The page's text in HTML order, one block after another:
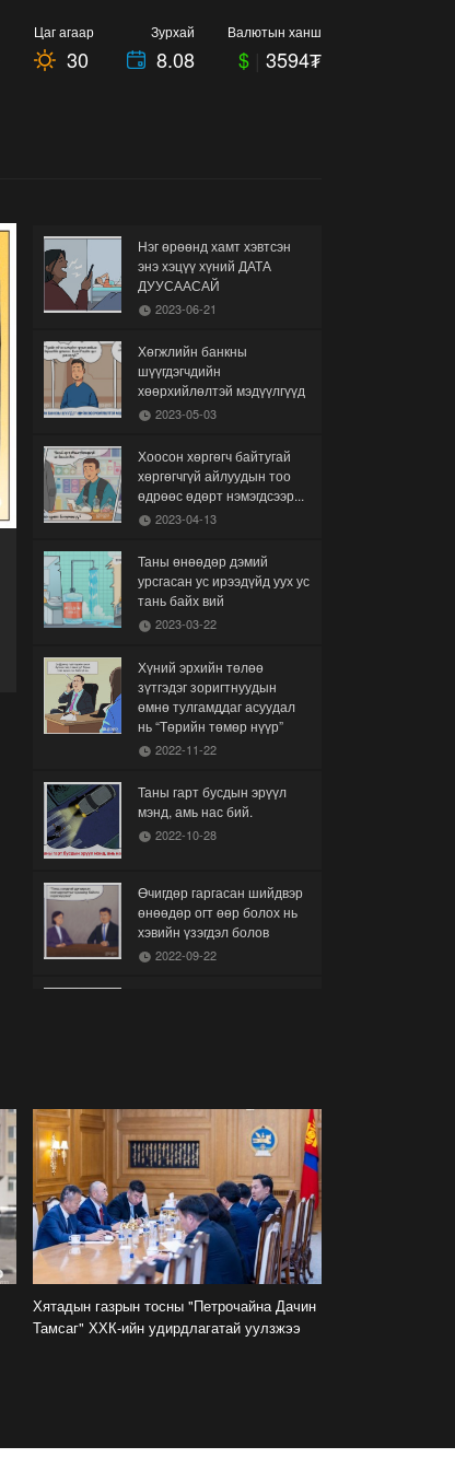
Цаг агаар
30
Зурхай
8.08
Валютын ханш
$ 3594₮
Нэг өрөөнд хамт хэвтсэн
энэ хэцүү хүний ДАТА
ДУУСААСАЙ
2023-06-21
Хөгжлийн банкны
шүүгдэгчдийн
хөөрхийлөлтэй мэдүүлгүүд
2023-05-03
Хоосон хөргөгч байтугай
хөргөгчгүй айлуудын тоо
өдрөөс өдөрт нэмэгдсээр...
2023-04-13
Таны өнөөдөр дэмий
урсгасан ус ирээдүйд уух ус
тань байх вий
2023-03-22
Хүний эрхийн төлөө
зүтгэдэг зоригтнуудын
өмнө тулгамддаг асуудал
нь “Төрийн төмөр нүүр”
2022-11-22
Таны гарт бусдын эрүүл
мэнд, амь нас бий.
2022-10-28
Өчигдөр гаргасан шийдвэр
өнөөдөр огт өөр болох нь
хэвийн үзэгдэл болов
2022-09-22
ээжүүдэд зориулсан
өрөөтэй болох нь
жендэрийн мэдрэмжтэй
шийдэл
2022-08-02
Вакцинд хамрагдсанаар
хүүхдүүд нийтээр өвдөхгүй,
халдвар дамжилт саарч,
хичээл сургууль
тасалдахгүй
2022-06-30
Хятадын газрын тосны "Петрочайна Дачин
Тамсаг" ХХК-ийн удирдлагатай уулзжээ